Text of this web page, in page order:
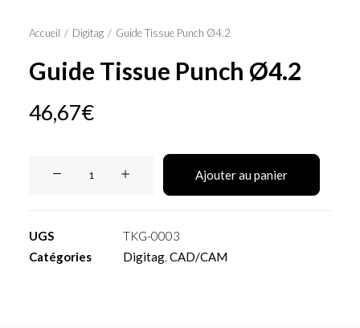
Accueil Digitag Guide Tissue Punch Ø4.2
Guide Tissue Punch Ø4.2
46,67€
Ajouter au panier
UGS
TKG-0003
Catégories
Digitag, CAD/CAM